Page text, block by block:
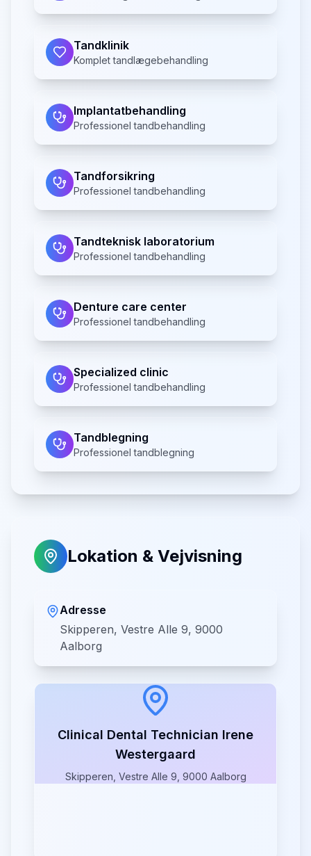
Tandklinik
Komplet tandlægebehandling
Implantatbehandling
Professionel tandbehandling
Tandforsikring
Professionel tandbehandling
Tandteknisk laboratorium
Professionel tandbehandling
Denture care center
Professionel tandbehandling
Specialized clinic
Professionel tandbehandling
Tandblegning
Professionel tandblegning
Lokation & Vejvisning
Adresse
Skipperen, Vestre Alle 9, 9000
Aalborg
Clinical Dental Technician Irene
Westergaard
Skipperen, Vestre Alle 9, 9000 Aalborg